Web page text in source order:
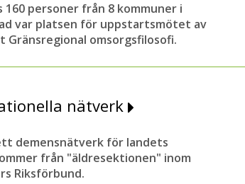
personer från 8 kommuner i
var platsen för uppstartsmötet av
omsorgsfilosofi.
nätverk
demensnätverk för landets
från "äldresektionen" inom
Riksförbund.